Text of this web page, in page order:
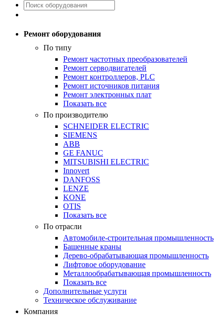
Ремонт оборудования
По типу
Ремонт частотных преобразователей
Ремонт серводвигателей
Ремонт контроллеров, PLC
Ремонт источников питания
Ремонт электронных плат
Показать все
По производителю
SCHNEIDER ELECTRIC
SIEMENS
ABB
GE FANUC
MITSUBISHI ELECTRIC
Innovert
DANFOSS
LENZE
KONE
OTIS
Показать все
По отрасли
Автомобиле-строительная промышленность
Башенные краны
Дерево-обрабатывающая промышленность
Лифтовое оборудование
Металлообрабатывающая промышленность
Показать все
Дополнительные услуги
Техническое обслуживание
Компания